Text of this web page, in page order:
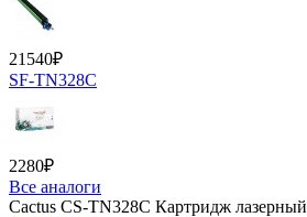
21540₽
SF-TN328C
2280₽
Все аналоги
Cactus CS-TN328C Картридж лазерный